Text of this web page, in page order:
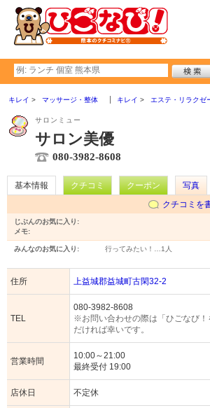
キレイ マッサージ・整体 キレイ エステ・リラクゼ
サロンミュー
サロン美優
080-3982-8608
基本情報 クチコミ クーポン
写真
クチコミを
じぶんのお気に入り:
メモ:
みんなのお気に入り: 行ってみたい！… 1人
住所 上益城郡益城町古閑32-2
TEL
080-3982-8608
※お問い合わせの際は「ひごなび！
だければ幸いです。
営業時間
10:00～21:00
最終受付 19:00
店休日 不定休